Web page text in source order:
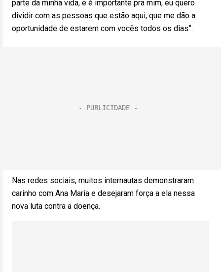
parte da minha vida, e é importante pra mim, eu quero
dividir com as pessoas que estão aqui, que me dão a
oportunidade de estarem com vocês todos os dias”.
Nas redes sociais, muitos internautas demonstraram
carinho com Ana Maria e desejaram força a ela nessa
nova luta contra a doença.